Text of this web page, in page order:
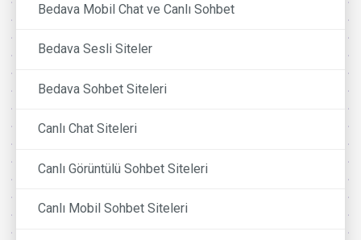
Bedava Mobil Chat ve Canlı Sohbet
Bedava Sesli Siteler
Bedava Sohbet Siteleri
Canlı Chat Siteleri
Canlı Görüntülü Sohbet Siteleri
Canlı Mobil Sohbet Siteleri